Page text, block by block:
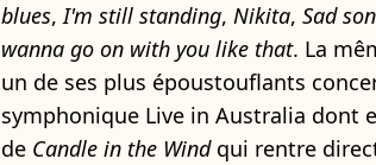
blues,I'm still standing, Nikita, Sad
wanna go on with you like that. La
un de ses plus époustouflants
symphonique Live in Australia dont
de Candle in the Windqui rentre